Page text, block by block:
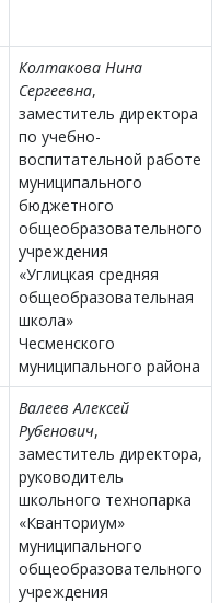
Колтакова Нина
Сергеевна,
заместитель директора
по учебно-
воспитательной работе
муниципального
бюджетного
общеобразовательного
учреждения
«Углицкая средняя
общеобразовательная
школа»
Чесменского
муниципального района
Валеев Алексей
Рубенович,
заместитель директора,
руководитель
школьного технопарка
«Кванториум»
муниципального
общеобразовательного
учреждения